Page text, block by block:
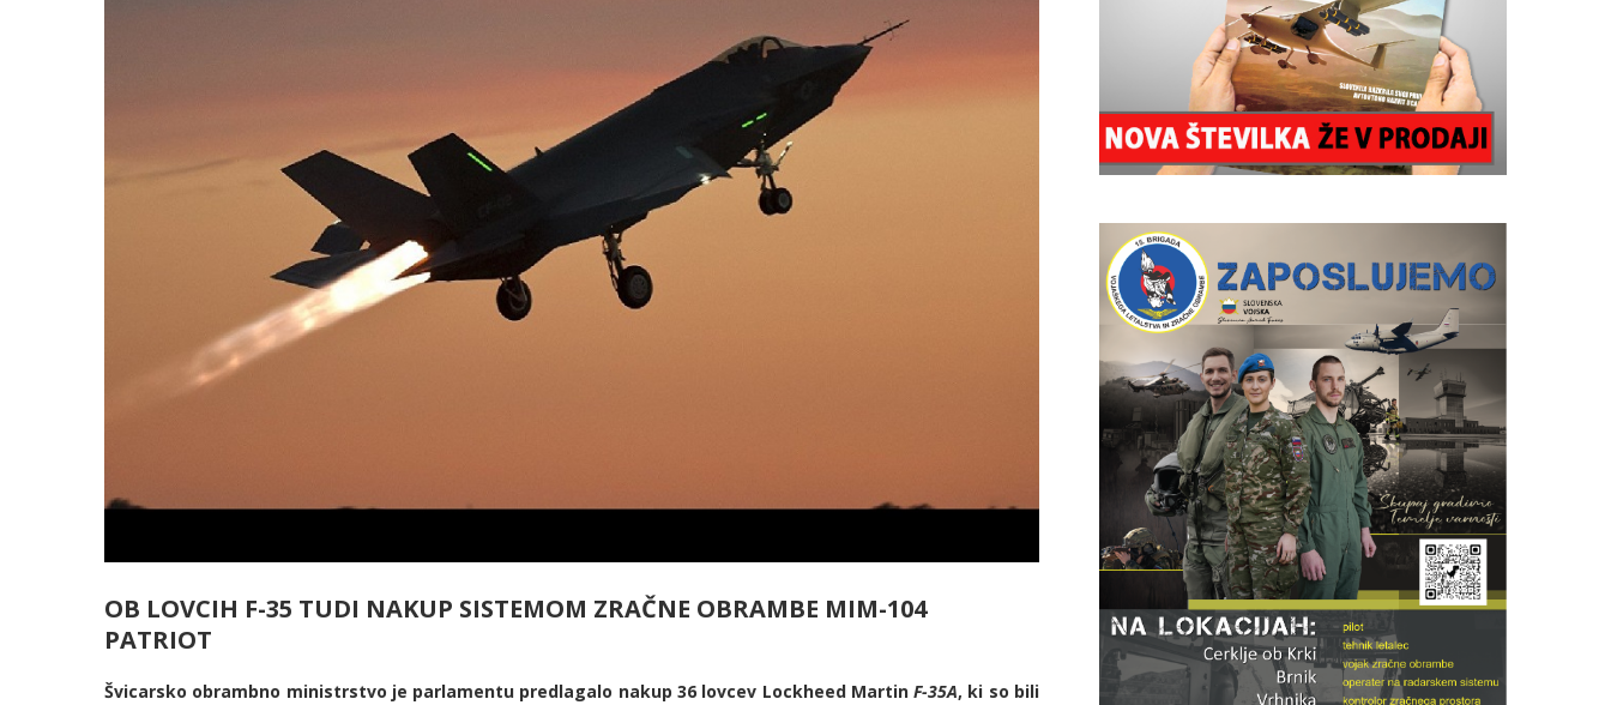
OB LOVCIH F-35 TUDI NAKUP SISTEMOM ZRAČNE OBRAMBE MIM-104
PATRIOT
Švicarsko obrambno ministrstvo je parlamentu predlagalo nakup 36 lovcev Lockheed MartinF-35A, ki so bili